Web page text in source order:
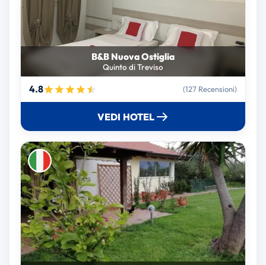
B&B Nuova Ostiglia
Quinto di Treviso
4.8 (127 Recensioni)
VEDI HOTEL